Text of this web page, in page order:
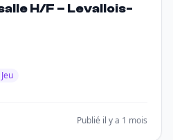
H/F – Levallois-
Publié il y a 1 mois